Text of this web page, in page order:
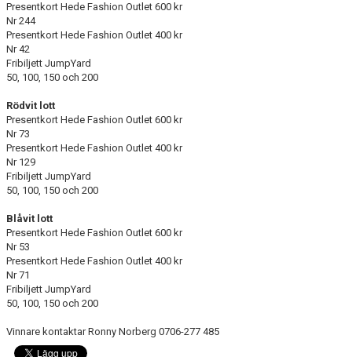
EVENEMANG
FOTBOLLSSKOLAN P/F 2020 & 2021
SPONSORER / SAMARBETSPARTNER
ÖVRIGT
DOKUMENT
TÖLÖ IF MERCHANDISE SHOP
Presentkort Hede Fashion Outlet 600 kr
Nr 244
Presentkort Hede Fashion Outlet 400 kr
Nr 42
Fribiljett JumpYard
50, 100, 150 och 200
Rödvit lott
Presentkort Hede Fashion Outlet 600 kr
Nr 73
Presentkort Hede Fashion Outlet 400 kr
Nr 129
Fribiljett JumpYard
50, 100, 150 och 200
Blåvit lott
Presentkort Hede Fashion Outlet 600 kr
Nr 53
Presentkort Hede Fashion Outlet 400 kr
Nr 71
Fribiljett JumpYard
50, 100, 150 och 200
Vinnare kontaktar Ronny Norberg 0706-277 485